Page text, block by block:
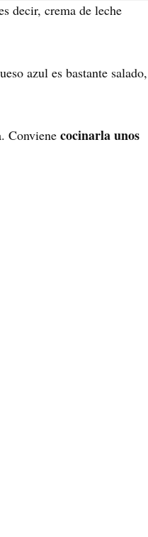
decir, crema de leche
azul es bastante salado,
Conviene cocinarla unos